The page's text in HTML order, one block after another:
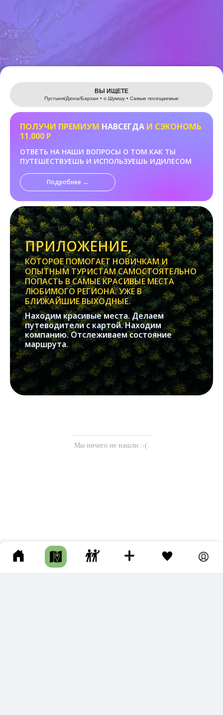
Leaflet
ВЫ ИЩЕТЕ
Пустыня/Дюна/Бархан • о.Шумшу • Самые посещаемые
ПОЛУЧИ ПРЕМИУМ НАВСЕГДА И СЭКОНОМЬ
11.000 Р
ОТВЕТЬ НА НАШИ ВОПРОСЫ О ТОМ КАК ТЫ
ПУТЕШЕСТВУЕШЬ И ИСПОЛЬЗУЕШЬ ИДИЛЕСОМ
Подробнее →
ПРИЛОЖЕНИЕ,
КОТОРОЕ ПОМОГАЕТ НОВИЧКАМ И
ОПЫТНЫМ ТУРИСТАМ САМОСТОЯТЕЛЬНО
ПОПАСТЬ В САМЫЕ КРАСИВЫЕ МЕСТА
ЛЮБИМОГО РЕГИОНА. УЖЕ В
БЛИЖАЙШИЕ ВЫХОДНЫЕ.
Находим красивые места. Делаем
путеводители с картой. Находим
компанию. Отслеживаем состояние
маршрута.
Мы ничего не нашли :-(.